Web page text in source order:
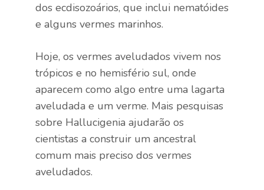
dos ecdisozoários, que inclui nematóides
e alguns vermes marinhos.
Hoje, os vermes aveludados vivem nos
trópicos e no hemisfério sul, onde
aparecem como algo entre uma lagarta
aveludada e um verme. Mais pesquisas
sobre Hallucigenia ajudarão os
cientistas a construir um ancestral
comum mais preciso dos vermes
aveludados.